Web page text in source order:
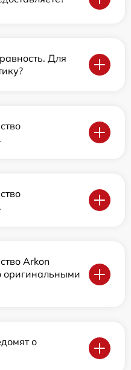
Для
Arkon
оригинальными
о